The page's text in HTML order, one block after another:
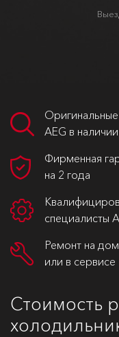
AEG в наличии
Фирменная
на 2 года
специалисты
Ремонт на
или в сервисе
Стоимость